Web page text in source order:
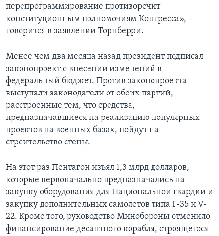
перепрограммирование противоречит
конституционным полномочиям Конгресса», -
говорится в заявлении Торнберри.
Менее чем два месяца назад президент подписал
законопроект о внесении изменений в
федеральный бюджет. Против законопроекта
выступали законодатели от обеих партий,
расстроенные тем, что средства,
предназначавшиеся на реализацию популярных
проектов на военных базах, пойдут на
строительство стены.
На этот раз Пентагон изъял 1,3 млрд долларов,
которые первоначально предназначались на
закупку оборудования для Национальной гвардии и
закупку дополнительных самолетов типа F-35 и V-
22. Кроме того, руководство Минобороны отменило
финансирование десантного корабля, строящегося